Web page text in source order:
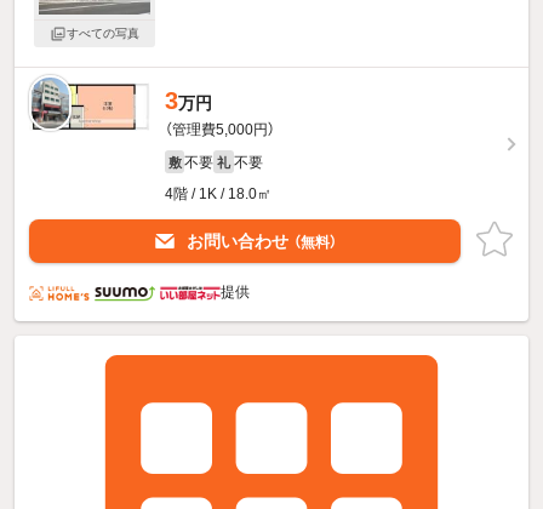
すべての写真
3万円
（管理費5,000円）
敷 不要 礼 不要
4階 / 1K / 18.0㎡
お問い合わせ （無料）
提供